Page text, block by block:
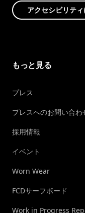
アクセシビリテ
もっと見る
プレス
プレスへのお問い合わ
採用情報
イベント
Worn Wear
FCDサーフボード
Work in Progress